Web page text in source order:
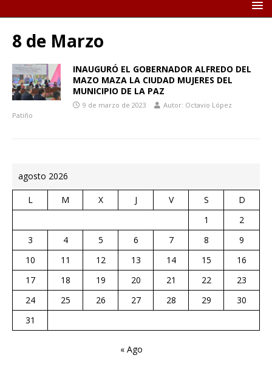
8 de Marzo
INAUGURÓ EL GOBERNADOR ALFREDO DEL
MAZO MAZA LA CIUDAD MUJERES DEL
MUNICIPIO DE LA PAZ
9 de marzo de 2023
Autor: Octavio López
Patiño
agosto 2026
L M X J V S
D
1
2
3
4 5 6 7 8
9
10
11 12 13 14 15
16
17
18 19 20 21 22
23
24
25 26 27 28 29
30
31
« Ago